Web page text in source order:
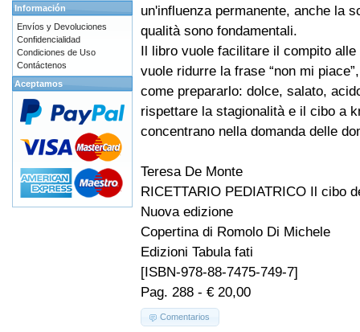
un'influenza permanente, anche la
qualità sono fondamentali.
Il libro vuole facilitare il compito
vuole ridurre la frase “non mi
come prepararlo: dolce, salato,
rispettare la stagionalità e il cibo a
concentrano nella domanda delle
Teresa De Monte
RICETTARIO PEDIATRICO Il cibo
Nuova edizione
Copertina di Romolo Di Michele
Edizioni Tabula fati
[ISBN-978-88-7475-749-7]
Pag. 288 - € 20,00
Comentarios
Información
Envíos y Devoluciones
Confidencialidad
Condiciones de Uso
Contáctenos
Aceptamos